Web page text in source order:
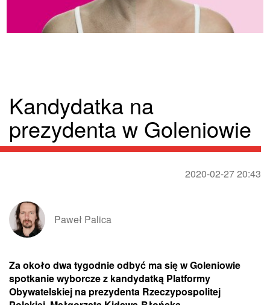
Kandydatka na
prezydenta w Goleniowie
2020-02-27 20:43
Paweł Palica
Za około dwa tygodnie odbyć ma się w Goleniowie
spotkanie wyborcze z kandydatką Platformy
Obywatelskiej na prezydenta Rzeczypospolitej